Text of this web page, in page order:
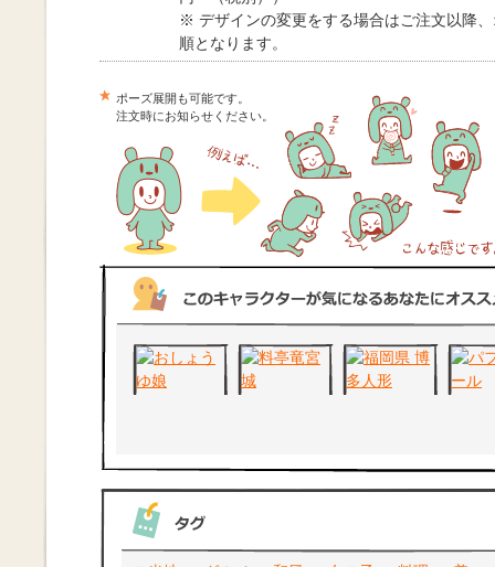
※ デザインの変更をする場合はご注文以降
順となります。
ポーズ展開も可能です。
注文時にお知らせください。